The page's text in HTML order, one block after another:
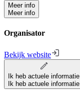
Meer info
Meer info
Organisator
Bekijk website
Ik heb actuele informatie
Ik heb actuele informatie